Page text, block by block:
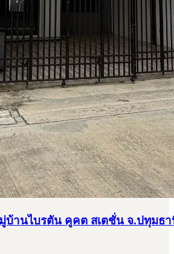
านไบรตัน คูคต สเตชั่น จ.ปทุมธา